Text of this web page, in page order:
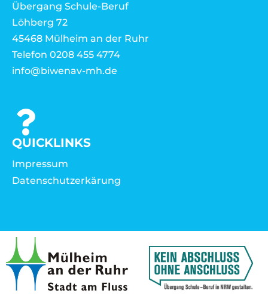
Übergang Schule-Beruf
Löhberg 72
45468 Mülheim an der Ruhr
Telefon 0208 455 4774
info@biwenav-mh.de
QUICKLINKS
Impressum
Datenschutzerkärung